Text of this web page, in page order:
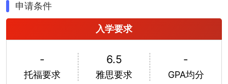
生物学 工商管理
申请条件
入学要求
-
托福要求
6.5
雅思要求
-
GPA均分